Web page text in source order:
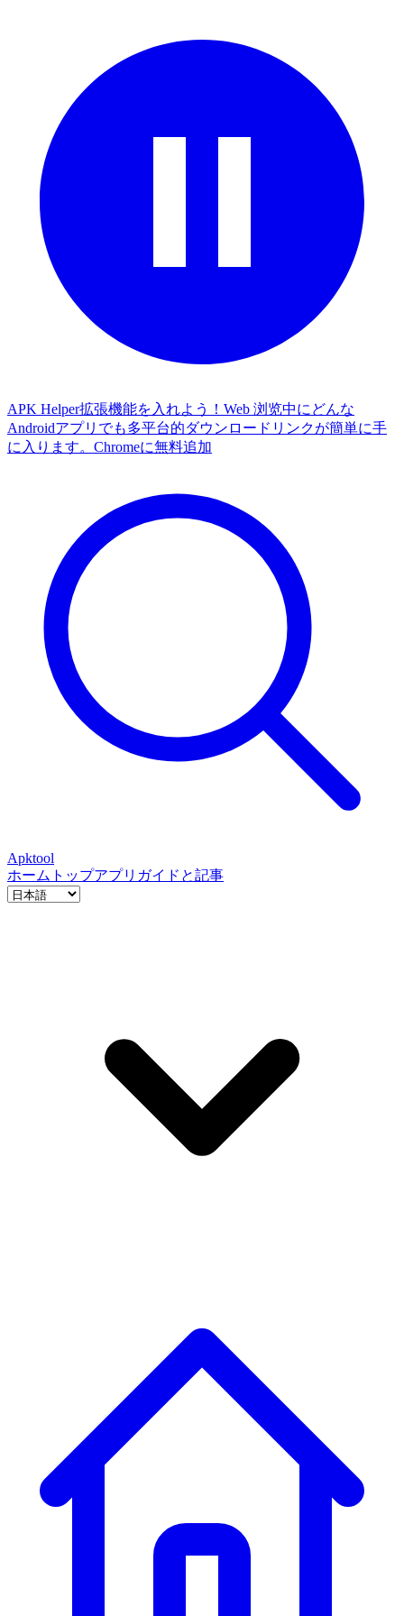
APK Helper拡張機能を入れよう！Web 浏览中にどんな
Androidアプリでも多平台的ダウンロードリンクが簡単に手
に入ります。 Chromeに無料追加
Apktool
ホーム トップアプリ ガイドと記事